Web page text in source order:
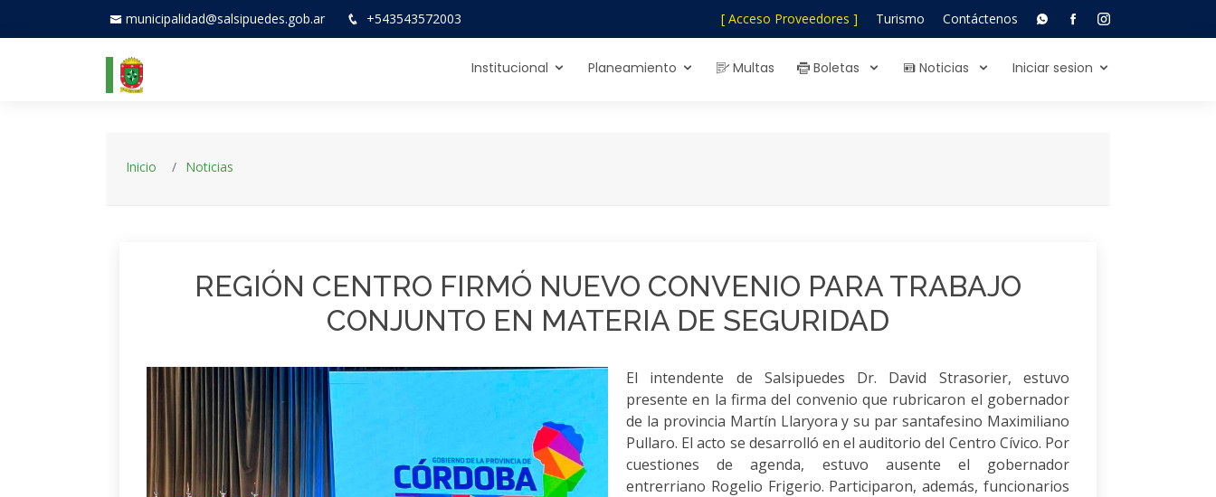
municipalidad@salsipuedes.gob.ar +543543572003 [ Acceso Proveedores ] Turismo Contáctenos
Institucional Planeamiento Multas Boletas Noticias Iniciar sesion
Inicio Noticias
REGIÓN CENTRO FIRMÓ NUEVO CONVENIO PARA TRABAJO
CONJUNTO EN MATERIA DE SEGURIDAD
El intendente de Salsipuedes Dr. David Strasorier, estuvo
presente en la firma del convenio que rubricaron el gobernador
de la provincia Martín Llaryora y su par santafesino Maximiliano
Pullaro. El acto se desarrolló en el auditorio del Centro Cívico. Por
cuestiones de agenda, estuvo ausente el gobernador
entrerriano Rogelio Frigerio. Participaron, además, funcionarios